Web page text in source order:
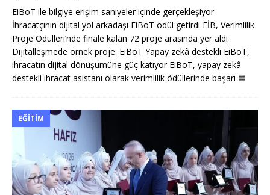
EiBoT ile bilgiye erişim saniyeler içinde gerçekleşiyor
İhracatçının dijital yol arkadaşı EiBoT ödül getirdi EİB, Verimlilik
Proje Ödülleri’nde finale kalan 72 proje arasında yer aldı
Dijitalleşmede örnek proje: EiBoT Yapay zekâ destekli EiBoT,
ihracatın dijital dönüşümüne güç katıyor EiBoT, yapay zekâ
destekli ihracat asistanı olarak verimlilik ödüllerinde başarı 🟦
EĞITIM